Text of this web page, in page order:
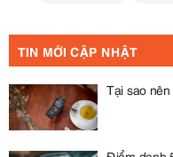
TIN MỚI CẬP NHẬT
Tại sao